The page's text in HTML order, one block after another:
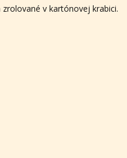
v kartónovej krabici.